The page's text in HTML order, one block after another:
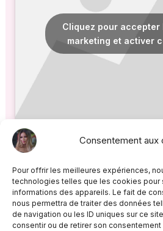
Consentement aux
Pour offrir les meilleures expériences,
technologies telles que les cookies pour
informations des appareils. Le fait de
nous permettra de traiter des données
de navigation ou les ID uniques sur ce
consentir ou de retirer son
Cliquez pour accepter
marketing et activer
PRÉCÉDENT